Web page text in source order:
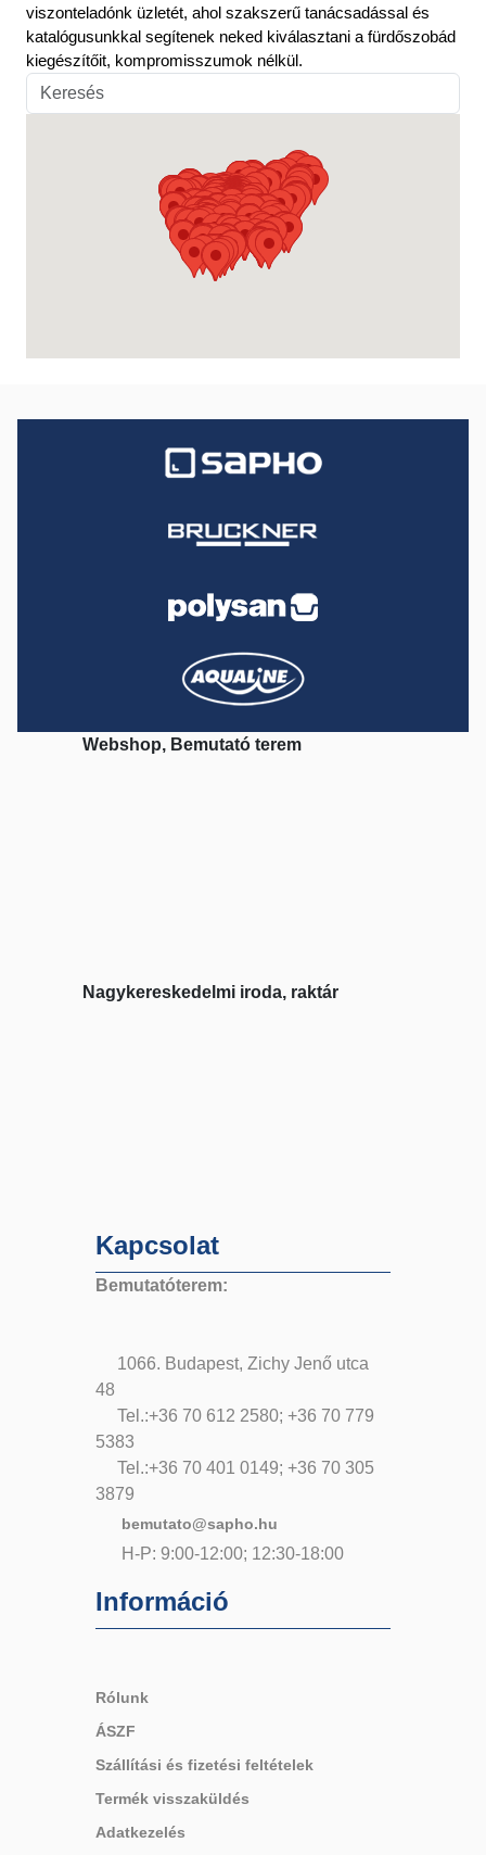
viszonteladónk üzletét, ahol szakszerű tanácsadással és
katalógusunkkal segítenek neked kiválasztani a fürdőszobád
kiegészítőit, kompromisszumok nélkül.
Webshop, Bemutató terem
Nagykereskedelmi iroda, raktár
Kapcsolat
Bemutatóterem:
1066. Budapest, Zichy Jenő utca
48
Tel.:+36 70 612 2580; +36 70 779
5383
Tel.:+36 70 401 0149; +36 70 305
3879
bemutato@sapho.hu
H-P: 9:00-12:00; 12:30-18:00
Információ
Rólunk
ÁSZF
Szállítási és fizetési feltételek
Termék visszaküldés
Adatkezelés